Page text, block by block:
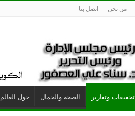
من نحن اتصل بنا
تحقيقات وتقارير الصحة والجمال حول العالم